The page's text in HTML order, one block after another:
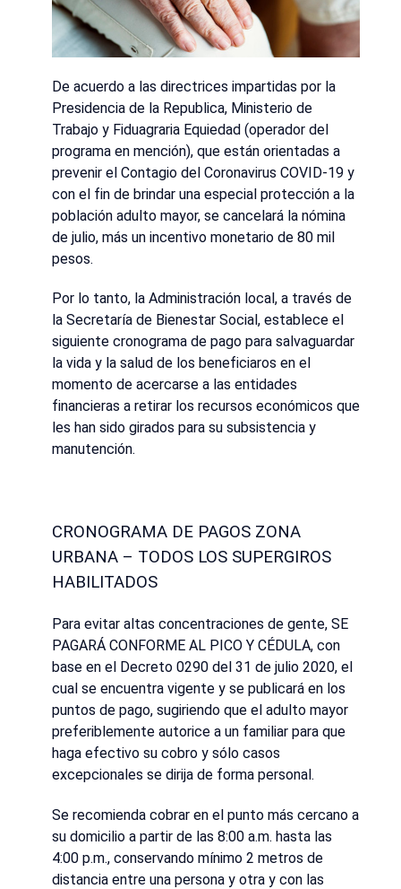
De acuerdo a las directrices impartidas por la
Presidencia de la Republica, Ministerio de
Trabajo y Fiduagraria Equiedad (operador del
programa en mención), que están orientadas a
prevenir el Contagio del Coronavirus COVID-19 y
con el fin de brindar una especial protección a la
población adulto mayor, se cancelará la nómina
de julio, más un incentivo monetario de 80 mil
pesos.
Por lo tanto, la Administración local, a través de
la Secretaría de Bienestar Social, establece el
siguiente cronograma de pago para salvaguardar
la vida y la salud de los beneficiaros en el
momento de acercarse a las entidades
financieras a retirar los recursos económicos que
les han sido girados para su subsistencia y
manutención.
CRONOGRAMA DE PAGOS ZONA
URBANA – TODOS LOS SUPERGIROS
HABILITADOS
Para evitar altas concentraciones de gente, SE
PAGARÁ CONFORME AL PICO Y CÉDULA, con
base en el Decreto 0290 del 31 de julio 2020, el
cual se encuentra vigente y se publicará en los
puntos de pago, sugiriendo que el adulto mayor
preferiblemente autorice a un familiar para que
haga efectivo su cobro y sólo casos
excepcionales se dirija de forma personal.
Se recomienda cobrar en el punto más cercano a
su domicilio a partir de las 8:00 a.m. hasta las
4:00 p.m., conservando mínimo 2 metros de
distancia entre una persona y otra y con las